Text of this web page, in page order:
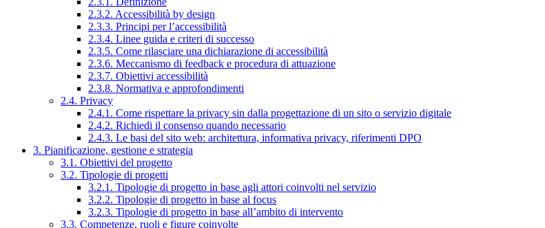
2.3.2. Accessibilità by design
2.3.3. Principi per l’accessibilità
2.3.4. Linee guida e criteri di successo
2.3.5. Come rilasciare una dichiarazione di accessibilità
2.3.6. Meccanismo di feedback e procedura di attuazione
2.3.7. Obiettivi accessibilità
2.3.8. Normativa e approfondimenti
2.4. Privacy
2.4.1. Come rispettare la privacy sin dalla progettazione di un sito o servizio digitale
2.4.2. Richiedi il consenso quando necessario
2.4.3. Le basi del sito web: architettura, informativa privacy, riferimenti DPO
3. Pianificazione, gestione e strategia
3.1. Obiettivi del progetto
3.2. Tipologie di progetti
3.2.1. Tipologie di progetto in base agli attori coinvolti nel servizio
3.2.2. Tipologie di progetto in base al focus
3.2.3. Tipologie di progetto in base all’ambito di intervento
3.3. Competenze, ruoli e figure coinvolte